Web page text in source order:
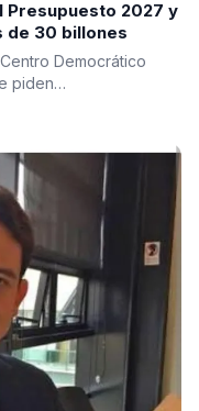
Presupuesto 2027 y
de 30 billones
Democrático
piden…